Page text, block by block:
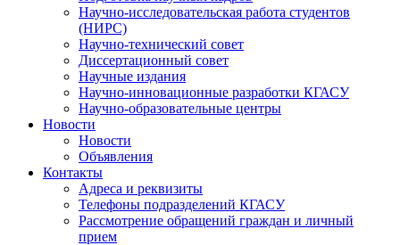
Научно-исследовательская работа студентов
(НИРС)
Научно-технический совет
Диссертационный совет
Научные издания
Научно-инновационные разработки КГАСУ
Научно-образовательные центры
Новости
Новости
Объявления
Контакты
Адреса и реквизиты
Телефоны подразделений КГАСУ
Рассмотрение обращений граждан и личный
прием